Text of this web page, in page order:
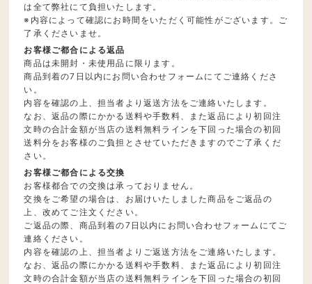
は全て弊社にて負担いたします。
※内容によって確認にお時間をいただく可能性がございます。ご
了承くださいませ。
お客様ご都合による返品
商品は未開封・未使用品に限ります。
商品到着の7日以内にお問い合わせフォームにてご連絡くださ
い。
内容を確認の上、担当者より返送方法をご連絡いたします。
なお、返品の際にかかる送料や手数料、また返品により初回注
文時の合計金額が当店の送料無料ラインを下回った場合の初回
送料分をお客様のご負担とさせていただきますのでご了承くだ
さい。
お客様ご都合による交換
お客様都合での交換は承っておりません。
交換をご希望の場合は、お届けいたしました商品をご返品の
上、改めてご注文ください。
ご返品の際、商品到着の7日以内にお問い合わせフォームにてご
連絡ください。
内容を確認の上、担当者よりご返送方法をご連絡いたします。
なお、返品の際にかかる送料や手数料、また返品により初回注
文時の合計金額が当店の送料無料ラインを下回った場合の初回